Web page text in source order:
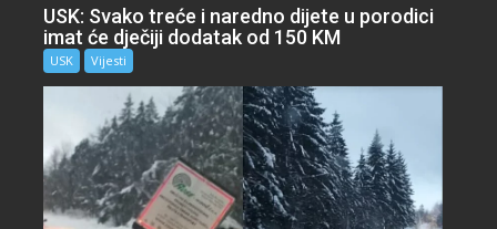
USK: Svako treće i naredno dijete u porodici
imat će dječiji dodatak od 150 KM
USK Vijesti